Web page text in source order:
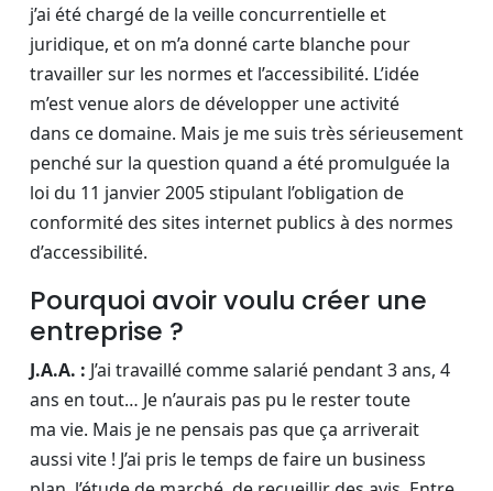
j’ai été chargé de la veille concurrentielle et
juridique, et on m’a donné carte blanche pour
travailler sur les normes et l’accessibilité. L’idée
m’est venue alors de développer une activité
dans ce domaine. Mais je me suis très sérieusement
penché sur la question quand a été promulguée la
loi du 11 janvier 2005 stipulant l’obligation de
conformité des sites internet publics à des normes
d’accessibilité.
Pourquoi avoir voulu créer une
entreprise ?
J.A.A. : J’ai travaillé comme salarié pendant 3 ans, 4
ans en tout… Je n’aurais pas pu le rester toute
ma vie. Mais je ne pensais pas que ça arriverait
aussi vite ! J’ai pris le temps de faire un business